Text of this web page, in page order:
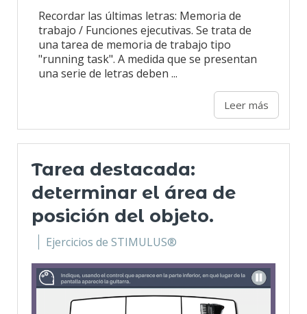
Recordar las últimas letras: Memoria de
trabajo / Funciones ejecutivas. Se trata de
una tarea de memoria de trabajo tipo
"running task". A medida que se presentan
una serie de letras deben ...
Leer más
Tarea destacada:
determinar el área de
posición del objeto.
Ejercicios de STIMULUS®